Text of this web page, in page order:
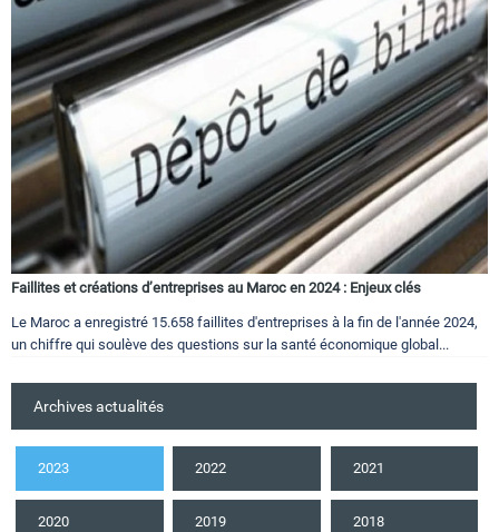
Faillites et créations d’entreprises au Maroc en 2024 : Enjeux clés
Le Maroc a enregistré 15.658 faillites d'entreprises à la fin de l'année 2024,
un chiffre qui soulève des questions sur la santé économique global...
Archives actualités
2023 2022 2021
2020 2019 2018